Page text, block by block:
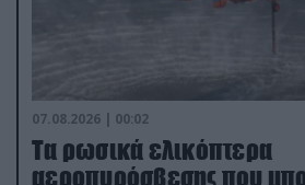
07.08.2026 | 00:02
Τα ρωσικά ελικόπτερα
αεροπυρόσβεσης που